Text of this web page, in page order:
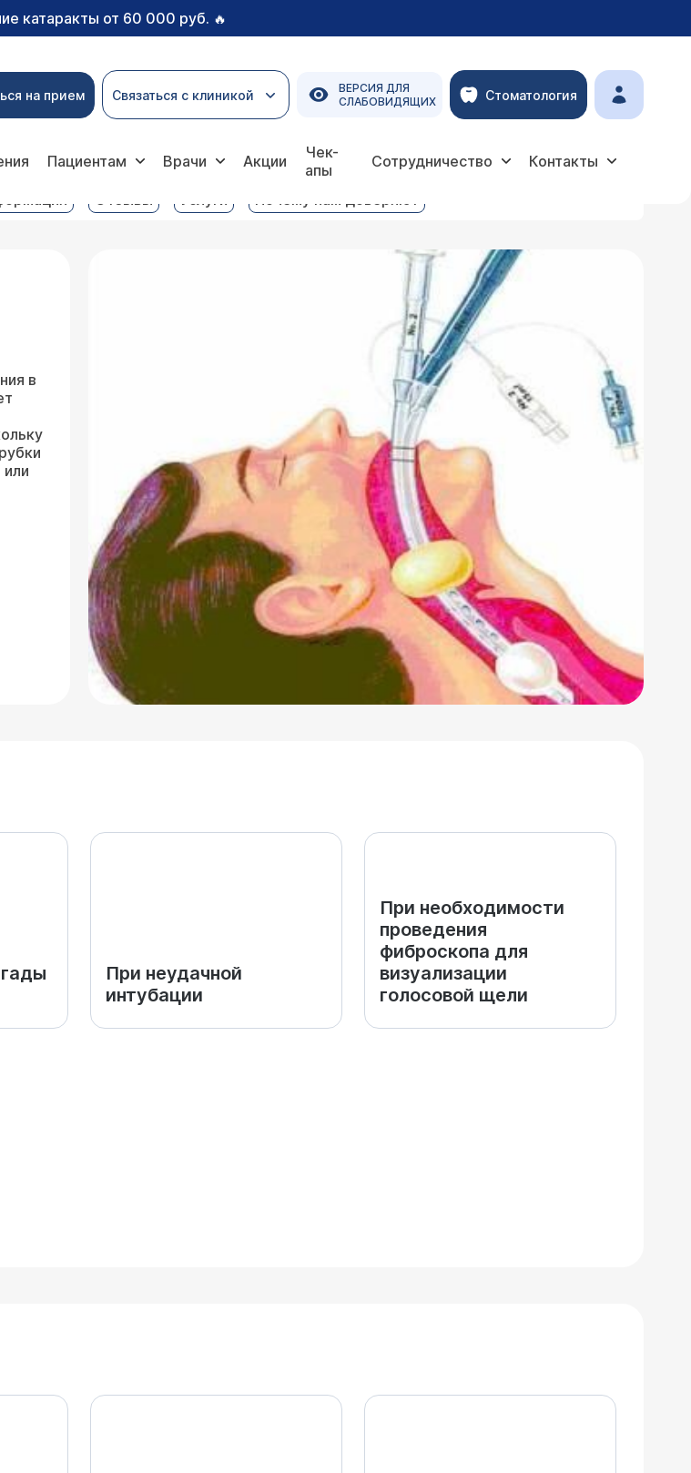
катаракты от 60 000 руб. 🔥
на прием Связаться с клиникой
ВЕРСИЯ ДЛЯ
СЛАБОВИДЯЩИХ
Стоматология
Пациентам Врачи Акции
Чек-
апы
Сотрудничество Контакты
Отзывы Услуги Почему нам доверяют
в
При неудачной
интубации
При необходимости
проведения
фиброскопа для
визуализации
голосовой щели